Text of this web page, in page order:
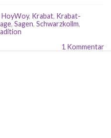
HoyWoy, Krabat, Krabat-
, Sagen, Schwarzkollm,
1 Kommentar